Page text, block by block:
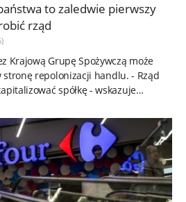
to zaledwie pierwszy
rząd
Krajową Grupę Spożywczą może
repolonizacji handlu. - Rząd
spółkę - wskazuje